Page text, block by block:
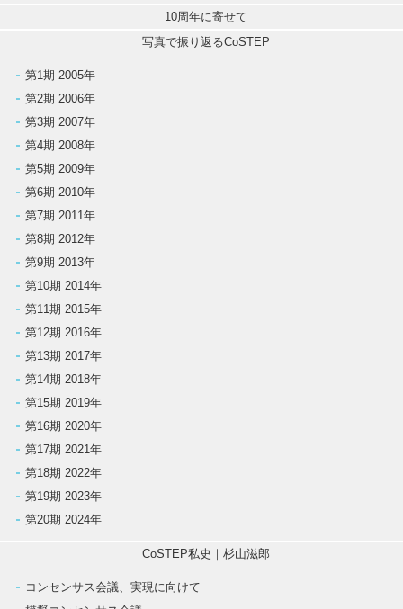
10周年に寄せて
写真で振り返るCoSTEP
第1期 2005年
第2期 2006年
第3期 2007年
第4期 2008年
第5期 2009年
第6期 2010年
第7期 2011年
第8期 2012年
第9期 2013年
第10期 2014年
第11期 2015年
第12期 2016年
第13期 2017年
第14期 2018年
第15期 2019年
第16期 2020年
第17期 2021年
第18期 2022年
第19期 2023年
第20期 2024年
CoSTEP私史｜杉山滋郎
コンセンサス会議、実現に向けて